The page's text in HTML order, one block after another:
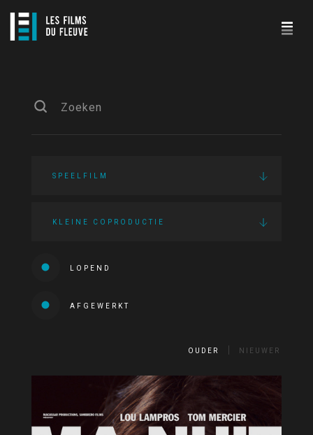
SPEELFILM
KLEINE COPRODUCTIE
LOPEND
AFGEWERKT
OUDER NIEUWER